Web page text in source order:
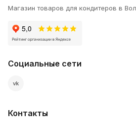
Магазин товаров для кондитеров в
Социальные сети
vk
Контакты